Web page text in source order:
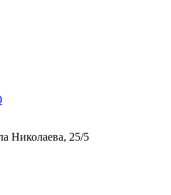
Николаева, 25/5